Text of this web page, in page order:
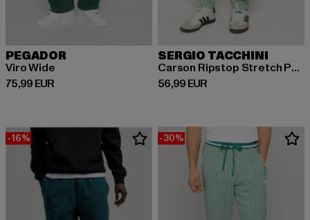
PEGADOR
Viro Wide
75,99 EUR
Ajankohtainen hinta: 75,99 EUR
SERGIO TACCHINI
Carson Ripstop Stretch Pants
56,99 EUR
Ajankohtainen hinta: 56,99 EUR
-16% -30%